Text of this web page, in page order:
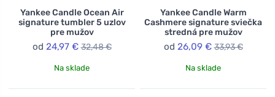
Yankee Candle Ocean Air
signature tumbler 5 uzlov
pre mužov
od 24,97 € 32,48 €
Na sklade
Yankee Candle Warm
Cashmere signature sviečka
stredná pre mužov
od 26,09 € 33,93 €
Na sklade